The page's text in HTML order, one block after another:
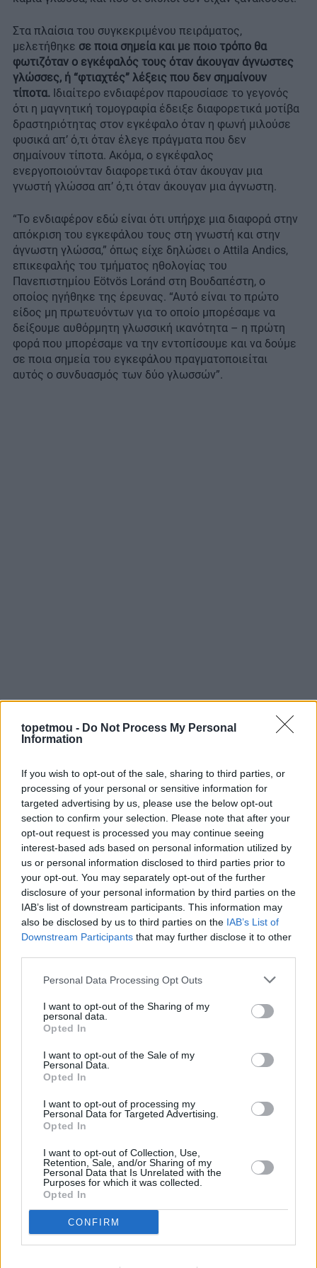
topetmou - Do Not Process My Personal
Information
If you wish to opt-out of the sale, sharing to third parties, or
processing of your personal or sensitive information for
targeted advertising by us, please use the below opt-out
section to confirm your selection. Please note that after your
opt-out request is processed you may continue seeing
interest-based ads based on personal information utilized by
us or personal information disclosed to third parties prior to
your opt-out. You may separately opt-out of the further
disclosure of your personal information by third parties on the
IAB’s list of downstream participants. This information may
also be disclosed by us to third parties on the IAB’s List of
Downstream Participants that may further disclose it to other
Personal Data Processing Opt Outs
I want to opt-out of the Sharing of my
personal data.
Opted In
I want to opt-out of the Sale of my
Personal Data.
Opted In
I want to opt-out of processing my
Personal Data for Targeted Advertising.
Opted In
I want to opt-out of Collection, Use,
Retention, Sale, and/or Sharing of my
Personal Data that Is Unrelated with the
Purposes for which it was collected.
Opted In
CONFIRM
Στα πλαίσια του συγκεκριμένου πειράματος,
μελετήθηκε σε ποια σημεία και με ποιο τρόπο θα
φωτιζόταν ο εγκέφαλός τους όταν άκουγαν άγνωστες
γλώσσες, ή “φτιαχτές” λέξεις που δεν σημαίνουν
τίποτα. Ιδιαίτερο ενδιαφέρον παρουσίασε το γεγονός
ότι η μαγνητική τομογραφία έδειξε διαφορετικά μοτίβα
δραστηριότητας στον εγκέφαλο όταν η φωνή μιλούσε
φυσικά απ’ ό,τι όταν έλεγε πράγματα που δεν
σημαίνουν τίποτα. Ακόμα, ο εγκέφαλος
ενεργοποιούνταν διαφορετικά όταν άκουγαν μια
γνωστή γλώσσα απ’ ό,τι όταν άκουγαν μια άγνωστη.
“Το ενδιαφέρον εδώ είναι ότι υπήρχε μια διαφορά στην
απόκριση του εγκεφάλου τους στη γνωστή και στην
άγνωστη γλώσσα,” όπως είχε δηλώσει ο Attila Andics,
επικεφαλής του τμήματος ηθολογίας του
Πανεπιστημίου Eötvös Loránd στη Βουδαπέστη, ο
οποίος ηγήθηκε της έρευνας. “Αυτό είναι το πρώτο
είδος μη πρωτευόντων για το οποίο μπορέσαμε να
δείξουμε αυθόρμητη γλωσσική ικανότητα – η πρώτη
φορά που μπορέσαμε να την εντοπίσουμε και να δούμε
σε ποια σημεία του εγκεφάλου πραγματοποιείται
αυτός ο συνδυασμός των δύο γλωσσών”.
Οι σκύλοι ξεχωρίζουν γνωστές από άγνωστες
γλώσσες
Η ιδέα ξεκίνησε όταν η νευροηθολόγος Laura Cuaya
μετακόμισε από το Μεξικό στη Βουδαπέστη με το
στον Kun-kun,” είπε η Cuaya, μεταδιδακτορική
ερευνήτρια στις σπουδές ζώων στο Πανεπιστήμιο
Eötvös Loránd. “Αναρωτήθηκα αν θα μπορούσε να
εντοπίσει μια διαφορετική γλώσσα”.
Η Cuaya και οι συνεργάτες της σχεδίασαν μια έρευνα
για να βρουν την απάντηση στο παραπάνω ερώτημα.
Συγκέντρωσαν 18 σκυλιά διαφορετικών φυλών, μεταξύ
των 3 και των 11 ετών, τα οποία είχαν εκπαιδευτεί
ώστε να παραμένουν ακίνητα μέσα στον μαγνητικό